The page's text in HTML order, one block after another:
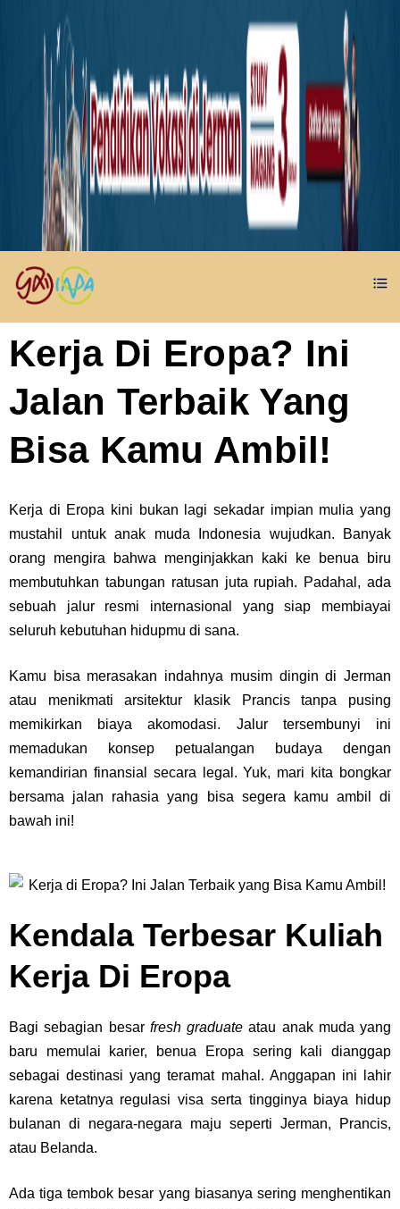
Kerja Di Eropa? Ini
Jalan Terbaik Yang
Bisa Kamu Ambil!
Kerja di Eropa kini bukan lagi sekadar impian mulia yang
mustahil untuk anak muda Indonesia wujudkan. Banyak
orang mengira bahwa menginjakkan kaki ke benua biru
membutuhkan tabungan ratusan juta rupiah. Padahal, ada
sebuah jalur resmi internasional yang siap membiayai
seluruh kebutuhan hidupmu di sana.
Kamu bisa merasakan indahnya musim dingin di Jerman
atau menikmati arsitektur klasik Prancis tanpa pusing
memikirkan biaya akomodasi. Jalur tersembunyi ini
memadukan konsep petualangan budaya dengan
kemandirian finansial secara legal. Yuk, mari kita bongkar
bersama jalan rahasia yang bisa segera kamu ambil di
bawah ini!
Kendala Terbesar Kuliah
Kerja Di Eropa
Bagi sebagian besar fresh graduate atau anak muda yang
baru memulai karier, benua Eropa sering kali dianggap
sebagai destinasi yang teramat mahal. Anggapan ini lahir
karena ketatnya regulasi visa serta tingginya biaya hidup
bulanan di negara-negara maju seperti Jerman, Prancis,
atau Belanda.
Ada tiga tembok besar yang biasanya sering menghentikan